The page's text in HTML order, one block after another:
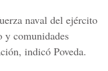
naval del ejército
y comunidades
indicó Poveda.